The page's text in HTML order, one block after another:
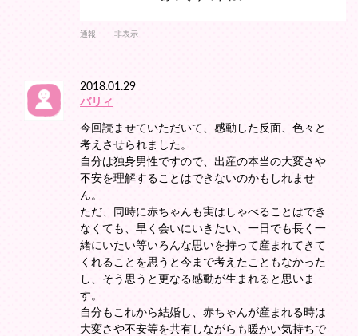
通報 非表示
2018.01.29
バリィ
今回読ませていただいて、感動した反面、色々と
考えさせられました。
自分は独身男性ですので、出産の本当の大変さや
不安を理解することはできないのかもしれませ
ん。
ただ、同時に赤ちゃんも実はしゃべることはでき
なくても、早く会いにいきたい、一日でも長く一
緒にいたい等いろんな思いを持って産まれてきて
くれることを思うと今まで考えたこともなかった
し、そう思うと更なる感動が生まれると思いま
す。
自分もこれから結婚し、赤ちゃんが産まれる時は
大変さや不安等を共有しながらも暖かい気持ちで